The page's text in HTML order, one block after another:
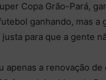
Copa Grão-Pará,
ganhando, mas
para que a gente
apenas a renovação